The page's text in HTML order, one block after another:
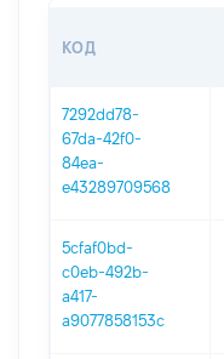
КОД
7292dd78-
67da-42f0-
84ea-
e43289709568
5cfaf0bd-
c0eb-492b-
a417-
a9077858153c